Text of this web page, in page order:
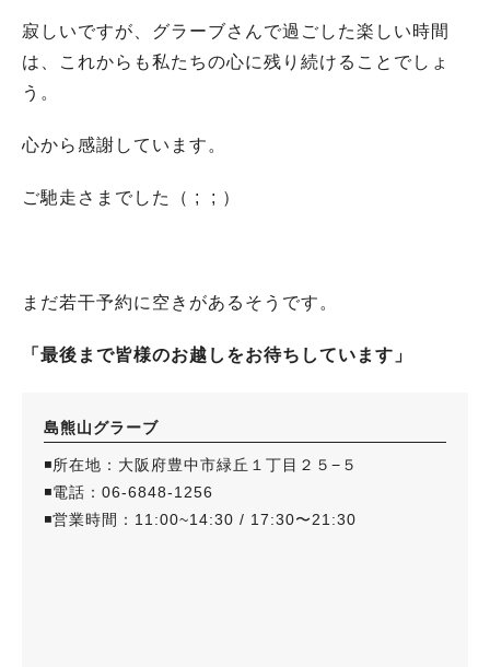
寂しいですが、グラーブさんで過ごした楽しい時間
は、これからも私たちの心に残り続けることでしょ
う。
心から感謝しています。
ご馳走さまでした（ ; ; ）
まだ若干予約に空きがあるそうです。
「最後まで皆様のお越しをお待ちしています」
島熊山グラーブ
◾️所在地：大阪府豊中市緑丘１丁目２５−５
◾️電話：06-6848-1256
◾️営業時間：11:00~14:30 / 17:30〜21:30